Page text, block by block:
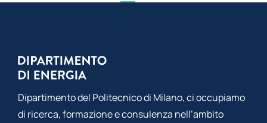
Dipartimento del Politecnico di Milano, ci occupiamo
di ricerca, formazione e consulenza nell’ambito